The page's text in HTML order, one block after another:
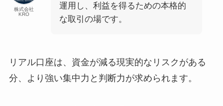
株式会社
KRO
運用し、利益を得るための本格的
な取引の場です。
リアル口座は、資金が減る現実的なリスクがある
分、より強い集中力と判断力が求められます。